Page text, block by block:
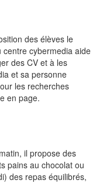
des élèves le
cybermedia aide
des CV et à les
et sa personne
les recherches
en page.
il propose des
pains au chocolat ou
des repas équilibrés,